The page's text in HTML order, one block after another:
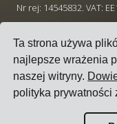
Ta strona używa
najlepsze wrażenia
naszej witryny.
polityka
Nr rej: 14545832. VAT:
+372 5555 0028 ·
Warunki korzystania
Polityka plików cookie